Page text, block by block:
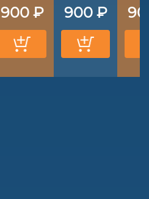
900 ₽
900 ₽